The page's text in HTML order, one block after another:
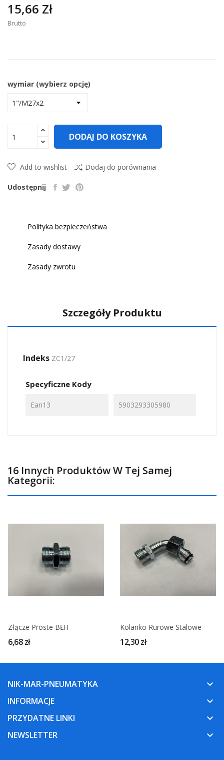
15,66 Zł
Brutto
wymiar (wybierz opcję)
DODAJ DO KOSZYKA
Add to wishlist Dodaj do porównania
Udostępnij
Polityka bezpieczeństwa
Zasady dostawy
Zasady zwrotu
Szczegóły Produktu
Indeks ZC1/27
Specyficzne Kody
Ean13 5903293305980
16 Innych Produktów W Tej Samej
Kategorii:
Złącze Proste BŁH
6,68 zł
Kolanko Rurowe Stalowe
12,30 zł
NIK-MAR-PNEUMATYKA keyboard_arrow_down
INFORMACJE keyboard_arrow_down
PRZYDATNE LINKI keyboard_arrow_down
NEWSLETTER keyboard_arrow_down